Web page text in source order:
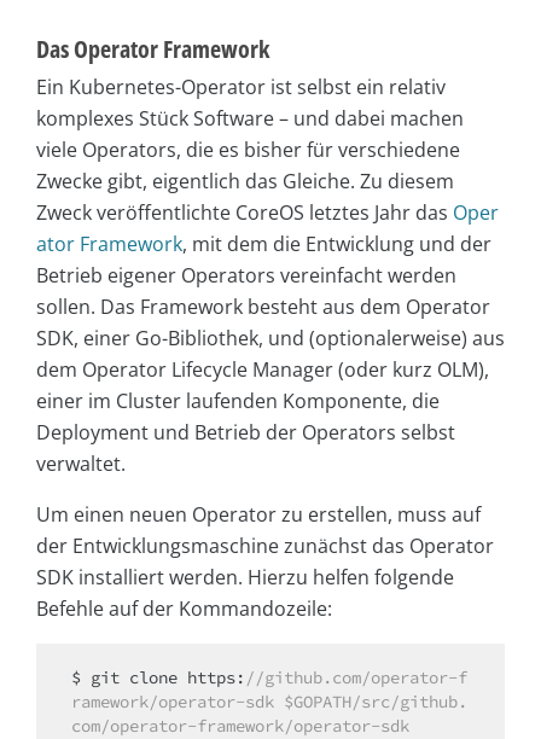
Das Operator Framework
Ein Kubernetes-Operator ist selbst ein relativ
komplexes Stück Software – und dabei machen
viele Operators, die es bisher für verschiedene
Zwecke gibt, eigentlich das Gleiche. Zu diesem
Zweck veröffentlichte CoreOS letztes Jahr das Oper
ator Framework, mit dem die Entwicklung und der
Betrieb eigener Operators vereinfacht werden
sollen. Das Framework besteht aus dem Operator
SDK, einer Go-Bibliothek, und (optionalerweise) aus
dem Operator Lifecycle Manager (oder kurz OLM),
einer im Cluster laufenden Komponente, die
Deployment und Betrieb der Operators selbst
verwaltet.
Um einen neuen Operator zu erstellen, muss auf
der Entwicklungsmaschine zunächst das Operator
SDK installiert werden. Hierzu helfen folgende
Befehle auf der Kommandozeile:
$ git clone https: //github.com/operator-f
ramework/operator-sdk $GOPATH/src/github.
com/operator-framework/operator-sdk